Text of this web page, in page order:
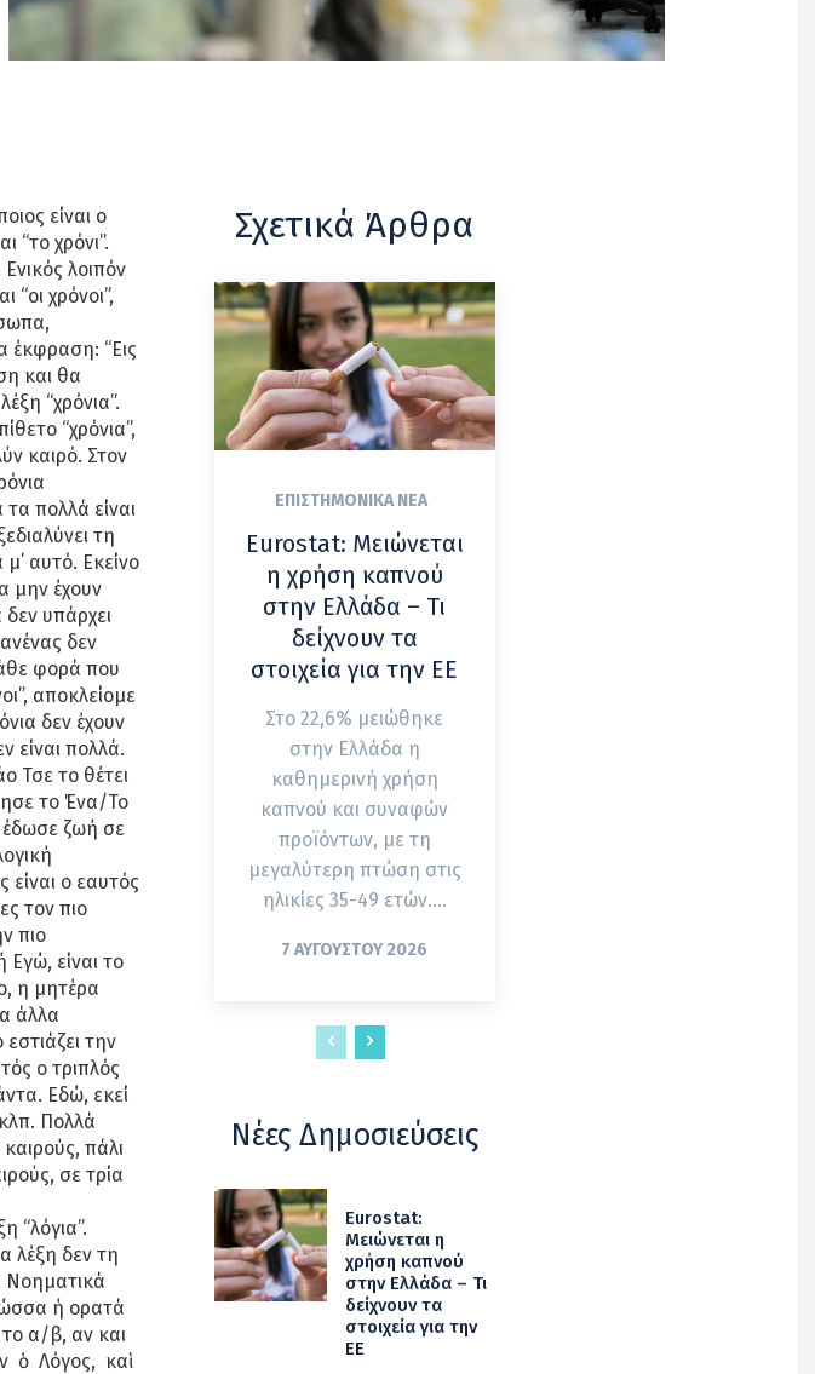
είναι ο
“το χρόνι”.
λοιπόν
“οι χρόνοι”,
έκφραση: “Εις
και θα
“χρόνια”.
“χρόνια”,
καιρό. Στον
πολλά είναι
τη
αυτό. Εκείνο
μην έχουν
υπάρχει
δεν
φορά που
αποκλείομε
δεν έχουν
είναι πολλά.
Τσε το θέτει
το Ένα/Το
έδωσε ζωή σε
ο εαυτός
τον πιο
πιο
είναι το
η μητέρα
άλλα
την
ο τριπλός
Εδώ, εκεί
Πολλά
πάλι
σε τρία
“λόγια”.
λέξη δεν τη
Νοηματικά
ή ορατά
το α/β, αν και
ὁ Λόγος, καὶ
Σχετικά Άρθρα
ΕΠΙΣΤΗΜΟΝΙΚΆ ΝΈΑ
Eurostat: Μειώνεται
η χρήση καπνού
στην Ελλάδα – Τι
δείχνουν τα
στοιχεία για την ΕΕ
Στο 22,6% μειώθηκε
στην Ελλάδα η
καθημερινή χρήση
καπνού και συναφών
προϊόντων, με τη
μεγαλύτερη πτώση στις
ηλικίες 35-49 ετών....
7 ΑΥΓΟΎΣΤΟΥ 2026
Νέες Δημοσιεύσεις
Eurostat:
Μειώνεται η
χρήση καπνού
στην Ελλάδα – Τι
δείχνουν τα
στοιχεία για την
ΕΕ